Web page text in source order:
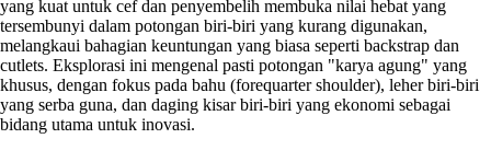
yang kuat untuk cef dan penyembelih membuka nilai hebat yang
tersembunyi dalam potongan biri-biri yang kurang digunakan,
melangkaui bahagian keuntungan yang biasa seperti backstrap dan
cutlets. Eksplorasi ini mengenal pasti potongan "karya agung" yang
khusus, dengan fokus pada bahu (forequarter shoulder), leher biri-biri
yang serba guna, dan daging kisar biri-biri yang ekonomi sebagai
bidang utama untuk inovasi.